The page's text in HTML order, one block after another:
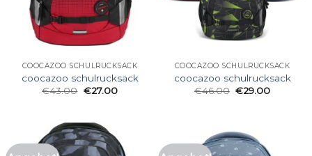
COOCAZOO SCHULRUCKSACK
coocazoo schulrucksack
€43.00 €27.00
COOCAZOO SCHULRUCKSACK
coocazoo schulrucksack
€46.00 €29.00